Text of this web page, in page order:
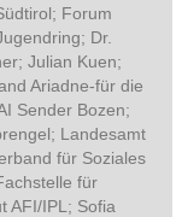
Forum
Dr.
Julian Kuen;
Ariadne-für die
Sender Bozen;
Landesamt
für Soziales
für
AFI/IPL; Sofia